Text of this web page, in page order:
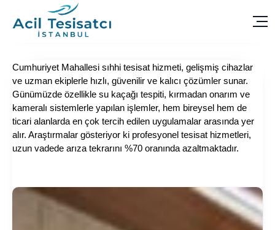
Cumhuriyet Mahallesi sıhhi tesisat hizmeti, gelişmiş cihazlar
ve uzman ekiplerle hızlı, güvenilir ve kalıcı çözümler sunar.
Günümüzde özellikle su kaçağı tespiti, kırmadan onarım ve
kameralı sistemlerle yapılan işlemler, hem bireysel hem de
ticari alanlarda en çok tercih edilen uygulamalar arasında yer
alır. Araştırmalar gösteriyor ki profesyonel tesisat hizmetleri,
uzun vadede arıza tekrarını %70 oranında azaltmaktadır.